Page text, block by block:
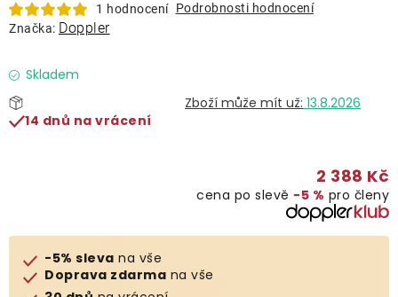
Doplňky
Deštníky
Gastro produkty
Klub výhod
1 hodnocení Podrobnosti hodnocení
Značka: Doppler
Skladem
13.8.2026
14 dnů na vrácení
2 388 Kč
cena po slevě −5 % pro členy
-5% sleva na vše
Doprava zdarma na vše